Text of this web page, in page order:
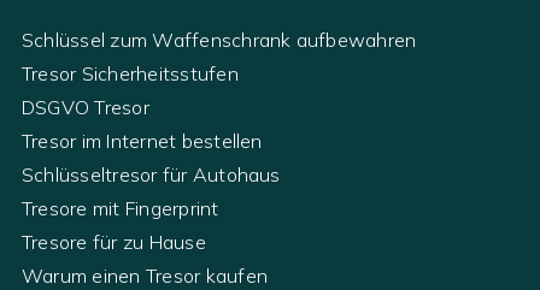
Schlüssel zum Waffenschrank aufbewahren
Tresor Sicherheitsstufen
DSGVO Tresor
Tresor im Internet bestellen
Schlüsseltresor für Autohaus
Tresore mit Fingerprint
Tresore für zu Hause
Warum einen Tresor kaufen